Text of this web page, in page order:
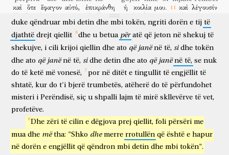
καὶ ὅτε ἔφαγον αὐτό, ἐπικράνθη ἡ κοιλία μου. καὶ λέγουσίν
μοι,
mua
δεῖ
duhet
σε
ti
πάλιν
përsëri
προφητεῦσαι
për të profetizuar
ἐπὶ
mbi
λαοῖς,
popuj
καὶ
dhe
ἔθνεσιν,
kombe dhe
γλώσσαις,
gjuhëra dhe
βασιλεῦσιν
mbretër
πολλοῖς.
shumë
dhe
të mos i shkruash ato". Dhe engjëlli të cilin e pashë
duke qëndruar mbi detin dhe mbi tokën, ngriti dorën e tij të
djathtë drejt qiellit dhe u betua për atë që jeton në shekuj të
shekujve, i cili krijoi qiellin dhe ato që janë në të, si dhe tokën
dhe ato që janë në të, si dhe detin dhe ato që janë në të, se nuk
do të ketë më vonesë, por në ditët e tingullit të engjëllit të
shtatë, kur do t'i bjerë trumbetës, atëherë do të përfundohet
misteri i Perëndisë, siç u shpalli lajm të mirë skllevërve të vet,
profetëve.
Dhe zëri të cilin e dëgjova prej qiellit, foli përsëri me
mua dhe më tha: "Shko dhe merre rrotullën që është e hapur
në dorën e engjëllit që qëndron mbi detin dhe mbi tokën".